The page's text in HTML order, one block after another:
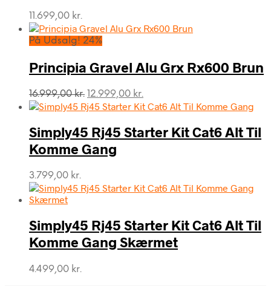
11.699,00 kr.
På Udsalg! 24%
Principia Gravel Alu Grx Rx600 Brun
16.999,00kr. Den
oprindelige
var:
16.999,00 kr..
12.999,00 kr.
aktuelle
er:
12.999,00 kr..
Simply45 Rj45 Starter Kit Cat6 Alt Til
Komme Gang
3.799,00 kr.
Simply45 Rj45 Starter Kit Cat6 Alt Til
Komme Gang Skærmet
4.499,00 kr.